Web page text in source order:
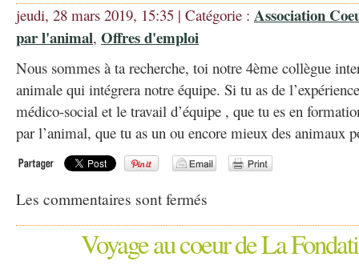
jeudi, 28 mars 2019, 15:35 | Catégorie : Association
par l'animal, Offres d'emploi
Nous sommes à ta recherche, toi notre 4ème collègue
animale qui intégrera notre équipe. Si tu as de
médico-social et le travail d’équipe , que tu es en
par l’animal, que tu as un ou encore mieux des
Les commentaires sont fermés
Voyage au coeur de La